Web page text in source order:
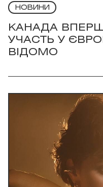
НОВИНИ
КАНАДА
УЧАСТЬ У
ВІДОМО